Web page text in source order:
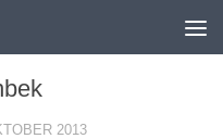
2013